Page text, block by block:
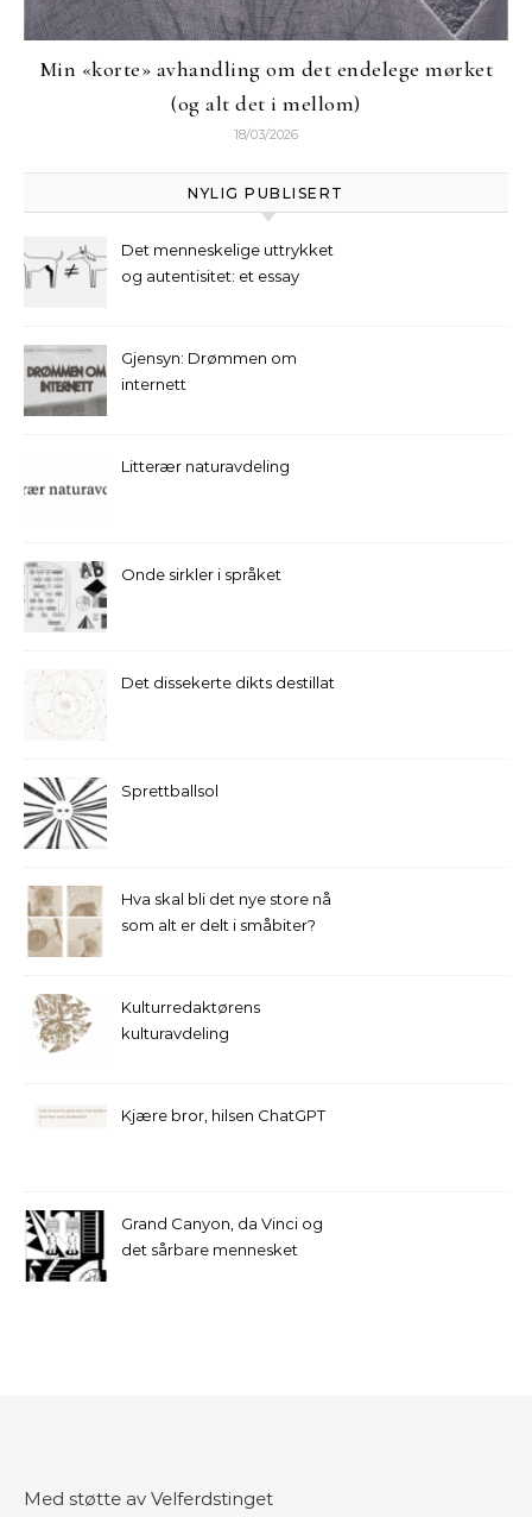
Min «korte» avhandling om det endelege mørket
(og alt det i mellom)
18/03/2026
NYLIG PUBLISERT
Det menneskelige uttrykket
og autentisitet: et essay
Gjensyn: Drømmen om
internett
Litterær naturavdeling
Onde sirkler i språket
Det dissekerte dikts destillat
Sprettballsol
Hva skal bli det nye store nå
som alt er delt i småbiter?
Kulturredaktørens
kulturavdeling
Kjære bror, hilsen ChatGPT
Grand Canyon, da Vinci og
det sårbare mennesket
Med støtte av Velferdstinget